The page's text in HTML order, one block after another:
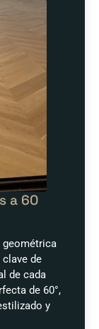
a 60
geométrica
clave de
de cada
de 60°,
y